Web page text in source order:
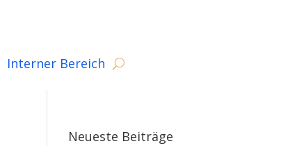
Interner Bereich
Neueste Beiträge